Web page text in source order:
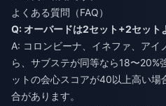
よくある質問（FAQ）
Q: オーバードは2セット+2セット
A: コロンビーナ、イネファ、アイ
ら、サブステが同等なら18〜20%
ットの会心スコアが40以上高い
合があります。